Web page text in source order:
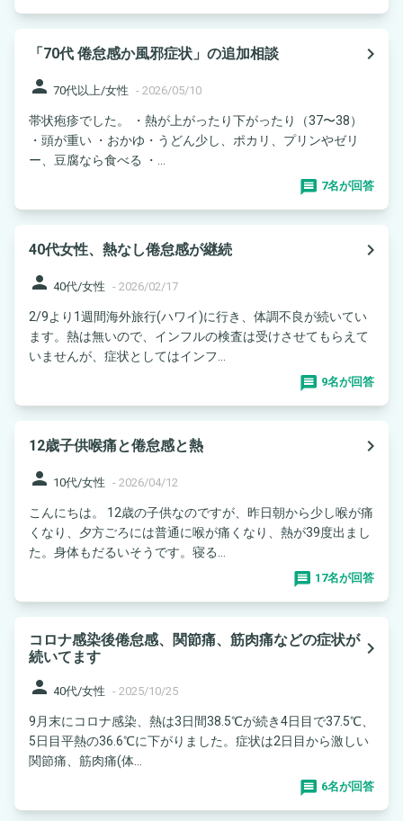
「70代 倦怠感か風邪症状」の追加相談
navigate_next
person 70代以上/女性 - 2026/05/10
帯状疱疹でした。 ・熱が上がったり下がったり（37〜38）
・頭が重い ・おかゆ・うどん少し、ポカリ、プリンやゼリ
ー、豆腐なら食べる ・...
7名が回答
40代女性、熱なし倦怠感が継続
navigate_next
person 40代/女性 - 2026/02/17
2/9より1週間海外旅行(ハワイ)に行き、体調不良が続いてい
ます。熱は無いので、インフルの検査は受けさせてもらえて
いませんが、症状としてはインフ...
9名が回答
12歳子供喉痛と倦怠感と熱
navigate_next
person 10代/女性 - 2026/04/12
こんにちは。 12歳の子供なのですが、昨日朝から少し喉が痛
くなり、夕方ごろには普通に喉が痛くなり、熱が39度出まし
た。身体もだるいそうです。寝る...
17名が回答
コロナ感染後倦怠感、関節痛、筋肉痛などの症状が
続いてます
navigate_next
person 40代/女性 - 2025/10/25
9月末にコロナ感染、熱は3日間38.5℃が続き4日目で37.5℃、
5日目平熱の36.6℃に下がりました。症状は2日目から激しい
関節痛、筋肉痛(体...
6名が回答